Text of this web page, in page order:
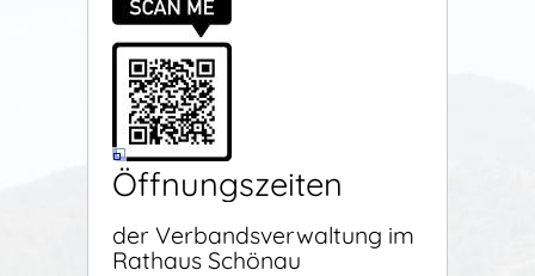
Öffnungszeiten
der Verbandsverwaltung im
Rathaus Schönau